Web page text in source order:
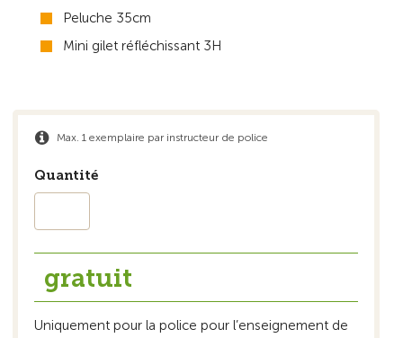
Peluche 35cm
Mini gilet réfléchissant 3H
Max. 1 exemplaire par instructeur de police
Quantité
gratuit
Uniquement pour la police pour l’enseignement de